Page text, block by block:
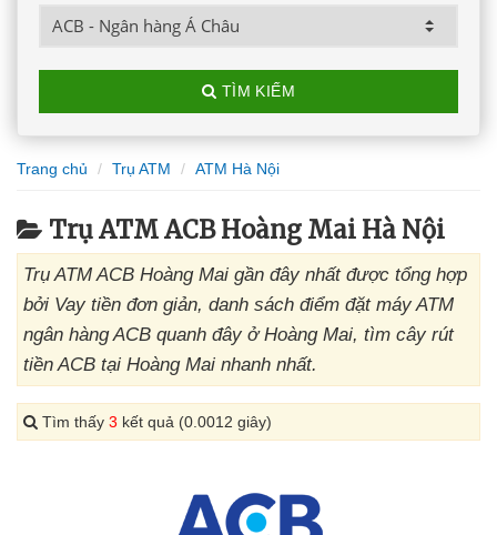
TÌM KIẾM
Trang chủ Trụ ATM ATM Hà Nội
Trụ ATM ACB Hoàng Mai Hà Nội
Trụ ATM ACB Hoàng Mai gần đây nhất được tổng hợp
bởi Vay tiền đơn giản, danh sách điểm đặt máy ATM
ngân hàng ACB quanh đây ở Hoàng Mai, tìm cây rút
tiền ACB tại Hoàng Mai nhanh nhất.
Tìm thấy 3 kết quả (0.0012 giây)